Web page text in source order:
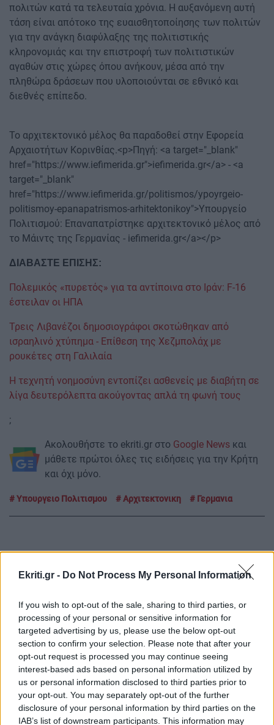
Ekriti.gr - Do Not Process My Personal Information
If you wish to opt-out of the sale, sharing to third parties, or
processing of your personal or sensitive information for
targeted advertising by us, please use the below opt-out
section to confirm your selection. Please note that after your
opt-out request is processed you may continue seeing
interest-based ads based on personal information utilized by
us or personal information disclosed to third parties prior to
your opt-out. You may separately opt-out of the further
disclosure of your personal information by third parties on the
IAB’s list of downstream participants. This information may
πολιτών κατά τα τελευταία χρόνια. Η αυξανόμενη αυτή
τάση είναι απότοκο της ευαισθητοποίησης των πολιτών
για την ανάγκη διαφύλαξης της πολιτιστικής
κληρονομιάς και την επιστροφή των πολιτιστικών
αγαθών στις χώρες όπου ανήκουν, μέσα από την
πληθώρα δράσεων που υλοποιούνται σε εθνικό και
διεθνές επίπεδο.
Το αρχιτεκτονικό μέλος θα παραδοθεί στην Εφορεία
Αρχαιοτήτων Κορινθίας.<p>Πηγή: <a target="_blank"
href="https://www.iefimerida.gr">iefimerida.gr</a> - <a
target="_blank"
href="https://www.iefimerida.gr/politismos/ypoyrgeio-
politismoy-epanapatrismos-arhitektonikoy">Υπουργείο
Πολιτισμού: Επαναπατρίστηκε αρχιτεκτονικό μέλος από
το Μάιντς της Γερμανίας - iefimerida.gr</a></p>
ΔΙΑΒΑΣΤΕ ΕΠΙΣΗΣ:
Πολεμικός «πυρετός» για τα αντίποινα στο Ιράν: F-16
έστειλαν οι ΗΠΑ
Τρεις Λιβανέζοι δημοσιογράφοι σκοτώθηκαν από
ισραηλινό χτύπημα - Επίθεση της Χεζμπολάχ με
ρουκέτες στη Γαλιλαία
Η τεχνητή νοημοσύνη εντοπίζει ασθενείς με διαβήτη σε
λίγα δευτερόλεπτα ακούγοντας απλά τη φωνή τους
;
Ακολουθήστε το ekriti.gr στο Google News και
μάθετε πρώτοι όλες τις ειδήσεις για την Κρήτη
και όχι μόνο.
Υπουργειο Πολιτισμου Αρχιτεκτονικη Γερμανια
ΡΟΗ ΕΙΔΗΣΕΩΝ
18:00
GOSSIP - LIFESTYLE
Στο Ρέθυμνο για διακοπές ο ηθοποιός
Αναστάσης Ροϊλός
17:56
ΚΡΗΤΗ
Ηράκλειο: Επιχείρηση της Πυροσβεστικής για
τη διάσωση τραυματισμένου περιπατητή